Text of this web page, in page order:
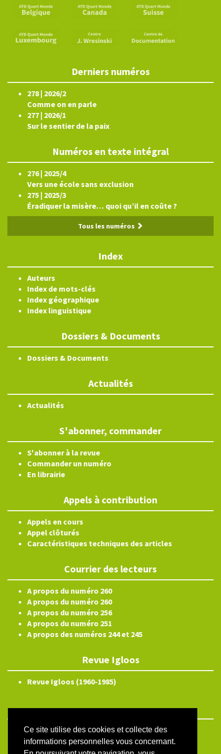
Ce site utilise des cookies et collecte des
informations personnelles vous concernant.
Derniers numéros
278 | 2026/2
Comme on en parle
277 | 2026/1
Sur le sentier de la paix
Numéros en texte intégral
276 | 2025/4
Vers une école sans exclusion
275 | 2025/3
Éradiquer la misère… quoi qu’il en coûte ?
Tous les numéros
Index
Auteurs
Index de mots-clés
Index géographique
Index linguistique
Dossiers & Documents
Dossiers & Documents
Actualités
Actualités
S'abonner, commander
S'abonner à la revue
Commander un numéro
En librairie
Appels à contribution
Appels en cours
Appel clôturés
Caractéristiques techniques des articles
Courrier des lecteurs
A propos du numéro 260
A propos du numéro 260
A propos du numéro 256
A propos du numéro 251
A propos des numéros 244 et 245
Revue Igloos
Revue Igloos (1960-1985)
ISSN électronique 2804-3359
Plan du site